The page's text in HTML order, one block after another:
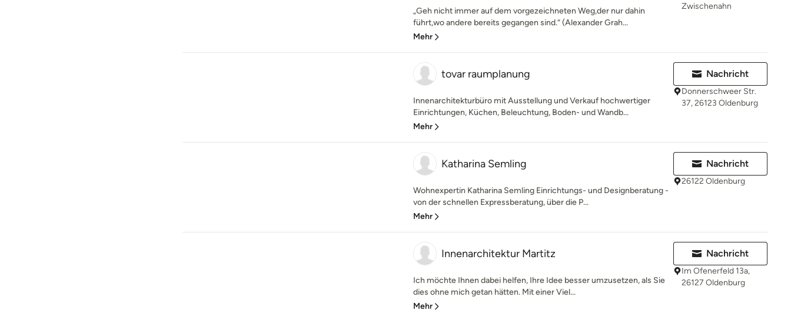
„Geh nicht immer auf dem vorgezeichneten Weg,der nur dahin
führt,wo andere bereits gegangen sind.“ (Alexander Grah...
Mehr
Zwischenahn
tovar raumplanung
Innenarchitekturbüro mit Ausstellung und Verkauf hochwertiger
Einrichtungen, Küchen, Beleuchtung, Boden- und Wandb...
Mehr
Nachricht
Donnerschweer Str.
37, 26123 Oldenburg
Katharina Semling
Wohnexpertin Katharina Semling Einrichtungs- und Designberatung -
von der schnellen Expressberatung, über die P...
Mehr
Nachricht
26122 Oldenburg
Innenarchitektur Martitz
Ich möchte Ihnen dabei helfen, Ihre Idee besser umzusetzen, als Sie
dies ohne mich getan hätten. Mit einer Viel...
Mehr
Nachricht
Im Ofenerfeld 13a,
26127 Oldenburg